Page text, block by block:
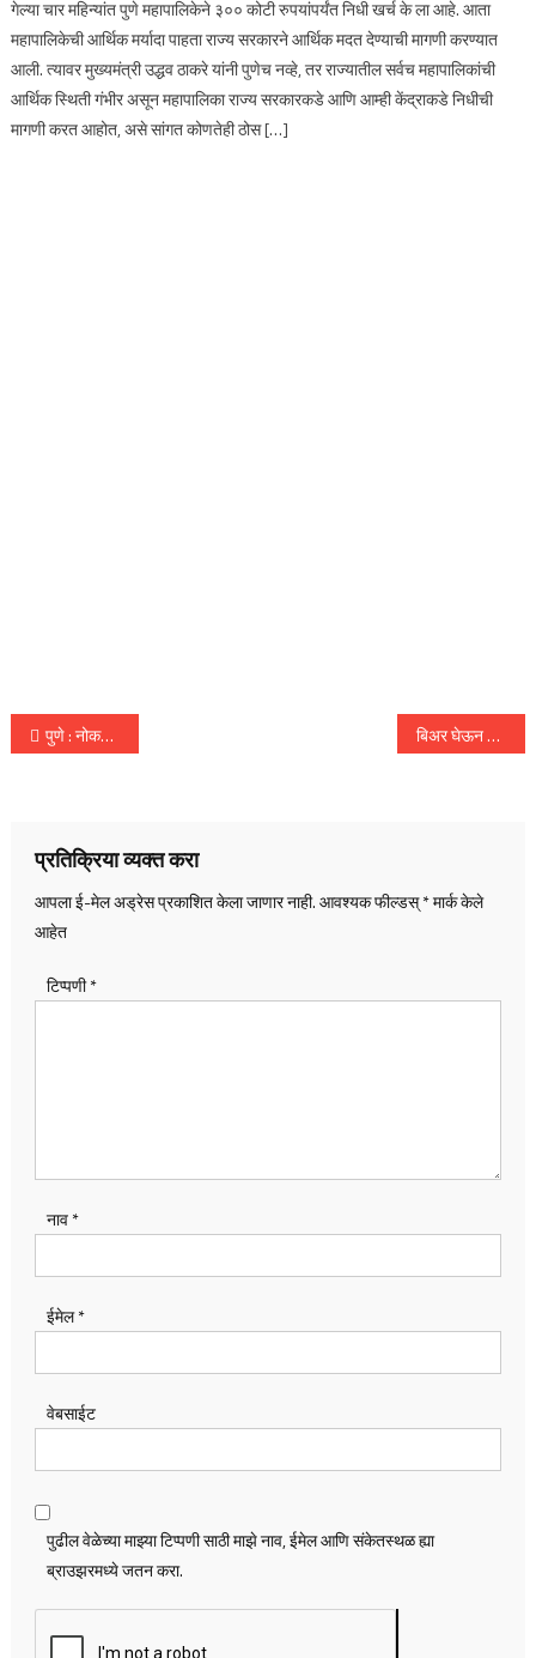
गेल्या चार महिन्यांत पुणे महापालिकेने ३०० कोटी रुपयांपर्यंत निधी खर्च के ला आहे. आता
महापालिकेची आर्थिक मर्यादा पाहता राज्य सरकारने आर्थिक मदत देण्याची मागणी करण्यात
आली. त्यावर मुख्यमंत्री उद्धव ठाकरे यांनी पुणेच नव्हे, तर राज्यातील सर्वच महापालिकांची
आर्थिक स्थिती गंभीर असून महापालिका राज्य सरकारकडे आणि आम्ही केंद्राकडे निधीची
मागणी करत आहोत, असे सांगत कोणतेही ठोस […]
पोस्टचे
पुणे : नोकरी न मिळण्याच्या भीतीने इंजिनिअर तरुणाची आत्महत्या बिअर घेऊन जाणारा ट्रक अनियंत्रित होऊन रस्त्यावर उलटला, तीन जण जखमी
प्रतिक्रिया व्यक्त करा
आपला ई-मेल अड्रेस प्रकाशित केला जाणार नाही.आवश्यक फील्डस्*मार्क केले
आहेत
टिप्पणी*
नाव*
ईमेल*
वेबसाईट
पुढील वेळेच्या माझ्या टिप्पणी साठी माझे नाव, ईमेल आणि संकेतस्थळ ह्या
ब्राउझरमध्ये जतन करा.